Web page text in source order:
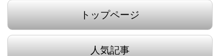
トップページ
人気記事